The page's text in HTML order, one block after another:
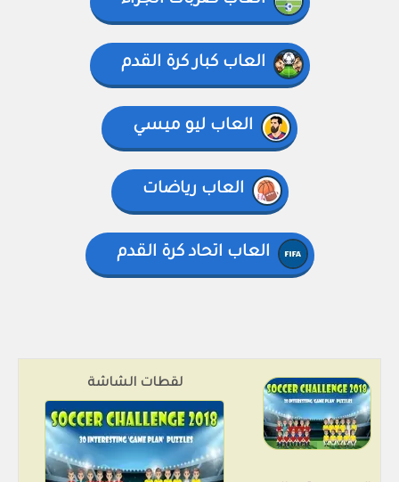
العاب كبار كرة القدم
العاب ليو ميسي
العاب رياضات
العاب اتحاد كرة القدم
لقطات الشاشة